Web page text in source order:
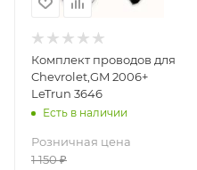
Комплект проводов для
Chevrolet,GM 2006+
LeTrun 3646
Есть в наличии
Розничная цена
1 150₽